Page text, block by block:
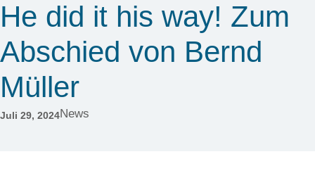
He did it his way! Zum
Abschied von Bernd
Müller
Juli 29, 2024News